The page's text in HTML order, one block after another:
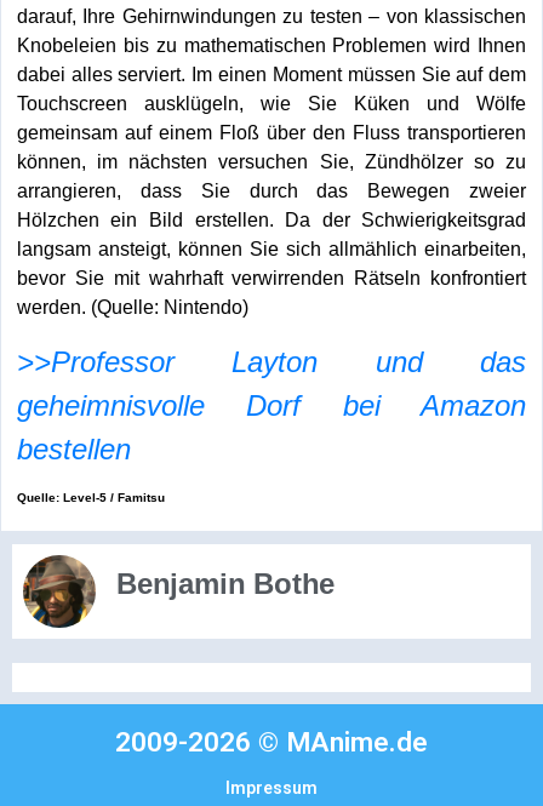
darauf, Ihre Gehirnwindungen zu testen – von klassischen
Knobeleien bis zu mathematischen Problemen wird Ihnen
dabei alles serviert. Im einen Moment müssen Sie auf dem
Touchscreen ausklügeln, wie Sie Küken und Wölfe
gemeinsam auf einem Floß über den Fluss transportieren
können, im nächsten versuchen Sie, Zündhölzer so zu
arrangieren, dass Sie durch das Bewegen zweier
Hölzchen ein Bild erstellen. Da der Schwierigkeitsgrad
langsam ansteigt, können Sie sich allmählich einarbeiten,
bevor Sie mit wahrhaft verwirrenden Rätseln konfrontiert
werden. (Quelle: Nintendo)
>>Professor Layton und das
geheimnisvolle Dorf bei Amazon
bestellen
Quelle: Level-5 / Famitsu
Benjamin Bothe
2009-2026 © MAnime.de
Impressum